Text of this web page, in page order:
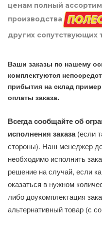
ценам полный
производства
других сопутствующих
Ваши заказы по нашему
комплектуются
прибытия на склад
оплаты заказа.
Всегда сообщайте об
исполнения заказа(если
стороны). Наш менеджер
необходимо исполнить
решение на случай, если
оказаться в нужном
либо доукомплектация
альтернативный товар (с